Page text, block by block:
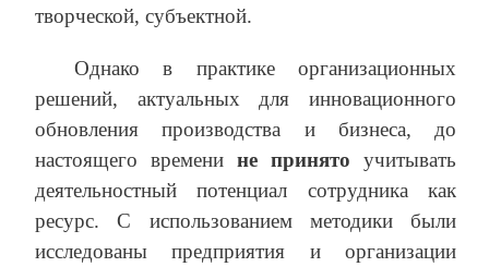
творческой, субъектной.
Однако в практике организационных
решений, актуальных для инновационного
обновления производства и бизнеса, до
настоящего времени не принято учитывать
деятельностный потенциал сотрудника как
ресурс. С использованием методики были
исследованы предприятия и организации